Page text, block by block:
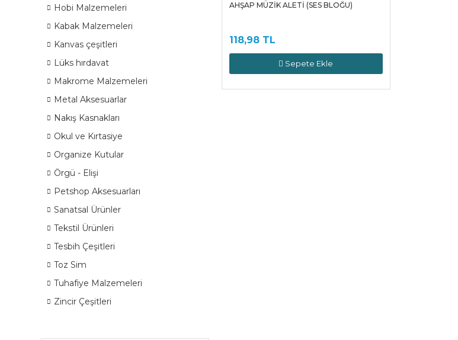
Hobi Malzemeleri
Kabak Malzemeleri
Kanvas çeşitleri
Lüks hırdavat
Makrome Malzemeleri
Metal Aksesuarlar
Nakış Kasnakları
Okul ve Kırtasiye
Organize Kutular
Örgü - Elişi
Petshop Aksesuarları
Sanatsal Ürünler
Tekstil Ürünleri
Tesbih Çeşitleri
Toz Sim
Tuhafiye Malzemeleri
Zincir Çeşitleri
AHŞAP MÜZİK ALETİ (SES BLOĞU)
118,98 TL
Sepete Ekle